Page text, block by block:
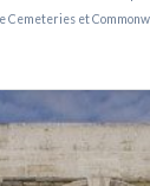
Cemeteries et